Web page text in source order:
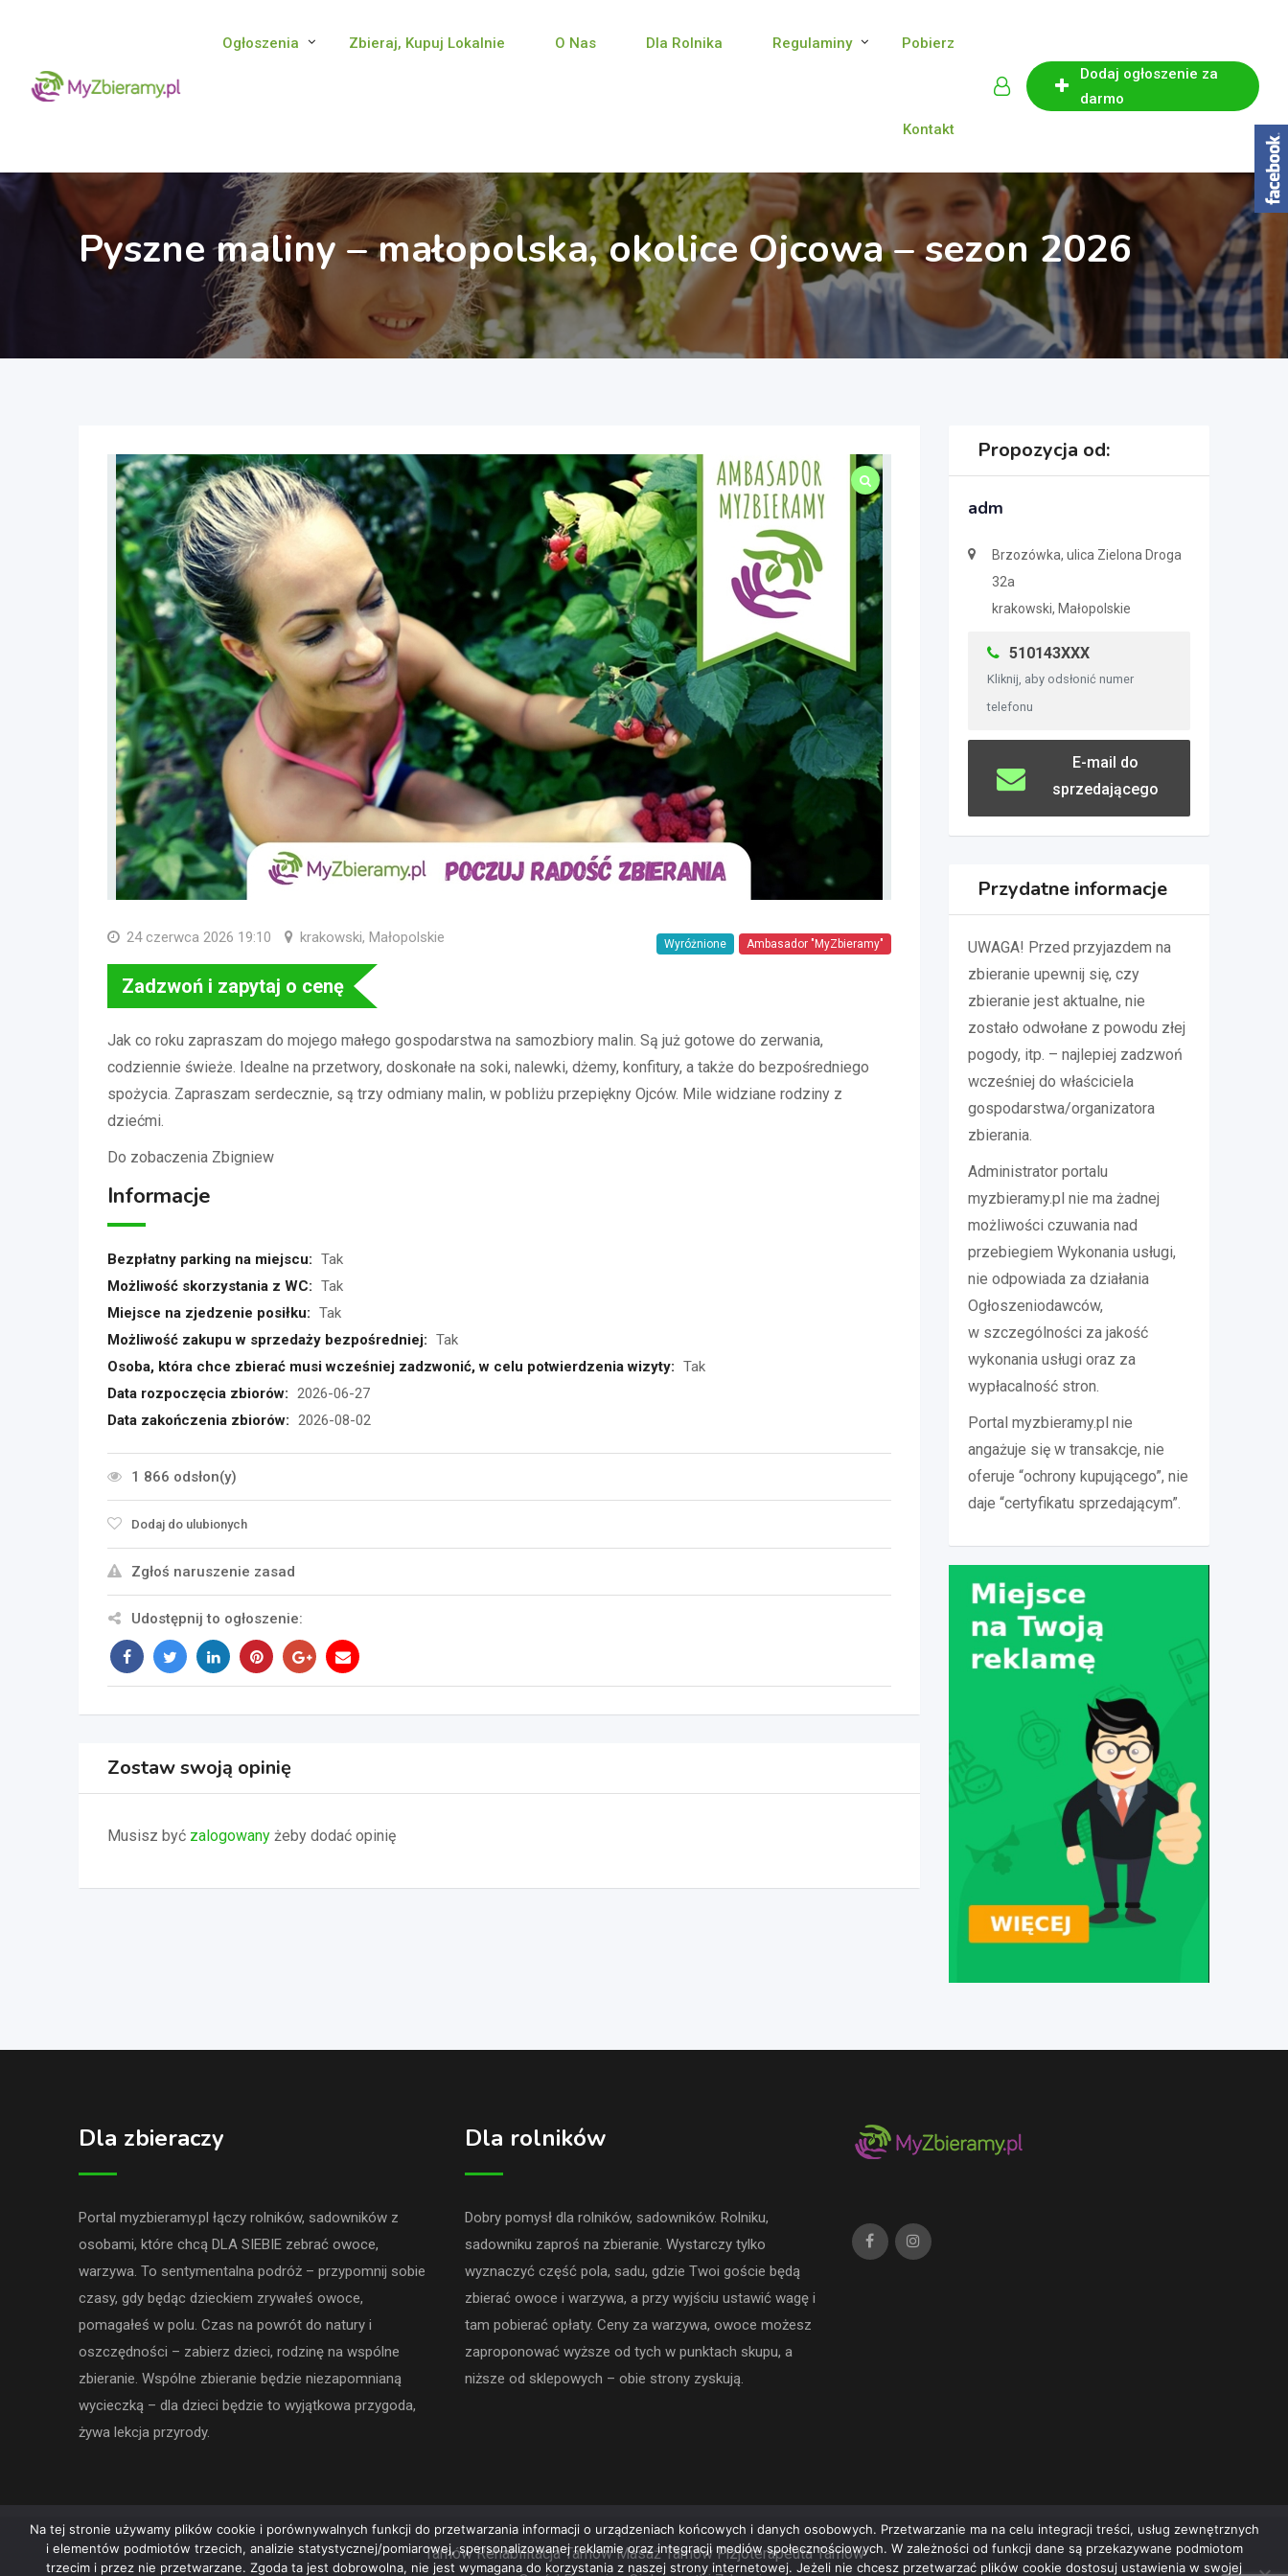
Ogłoszenia Zbieraj, Kupuj Lokalnie O Nas Dla Rolnika Regulaminy Pobierz
Kontakt
Dodaj ogłoszenie za
darmo
Pyszne maliny – małopolska, okolice Ojcowa – sezon 2026
24 czerwca 2026 19:10 krakowski, Małopolskie Wyróżnione Ambasador "MyZbieramy"
Zadzwoń i zapytaj o cenę
Jak co roku zapraszam do mojego małego gospodarstwa na samozbiory malin. Są już gotowe do zerwania,
codziennie świeże. Idealne na przetwory, doskonałe na soki, nalewki, dżemy, konfitury, a także do bezpośredniego
spożycia. Zapraszam serdecznie, są trzy odmiany malin, w pobliżu przepiękny Ojców. Mile widziane rodziny z
dziećmi.
Do zobaczenia Zbigniew
Informacje
Bezpłatny parking na miejscu: Tak
Możliwość skorzystania z WC: Tak
Miejsce na zjedzenie posiłku: Tak
Możliwość zakupu w sprzedaży bezpośredniej: Tak
Osoba, która chce zbierać musi wcześniej zadzwonić, w celu potwierdzenia wizyty: Tak
Data rozpoczęcia zbiorów: 2026-06-27
Data zakończenia zbiorów: 2026-08-02
1 866 odsłon(y)
Dodaj do ulubionych
Zgłoś naruszenie zasad
Udostępnij to ogłoszenie:
Zostaw swoją opinię
Musisz być zalogowany żeby dodać opinię
Propozycja od:
adm
Brzozówka, ulica Zielona Droga
32a
krakowski, Małopolskie
510143XXX
Kliknij, aby odsłonić numer
telefonu
E-mail do
sprzedającego
Przydatne informacje
UWAGA! Przed przyjazdem na
zbieranie upewnij się, czy
zbieranie jest aktualne, nie
zostało odwołane z powodu złej
pogody, itp. – najlepiej zadzwoń
wcześniej do właściciela
gospodarstwa/organizatora
zbierania.
Administrator portalu
myzbieramy.pl nie ma żadnej
możliwości czuwania nad
przebiegiem Wykonania usługi,
nie odpowiada za działania
Ogłoszeniodawców,
w szczególności za jakość
wykonania usługi oraz za
wypłacalność stron.
Portal myzbieramy.pl nie
angażuje się w transakcje, nie
oferuje “ochrony kupującego”, nie
daje “certyfikatu sprzedającym”.
Dla zbieraczy
Portal myzbieramy.pl łączy rolników, sadowników z
osobami, które chcą DLA SIEBIE zebrać owoce,
warzywa. To sentymentalna podróż – przypomnij sobie
czasy, gdy będąc dzieckiem zrywałeś owoce,
pomagałeś w polu. Czas na powrót do natury i
oszczędności – zabierz dzieci, rodzinę na wspólne
zbieranie. Wspólne zbieranie będzie niezapomnianą
wycieczką – dla dzieci będzie to wyjątkowa przygoda,
żywa lekcja przyrody.
Dla rolników
Dobry pomysł dla rolników, sadowników. Rolniku,
sadowniku zaproś na zbieranie. Wystarczy tylko
wyznaczyć część pola, sadu, gdzie Twoi goście będą
zbierać owoce i warzywa, a przy wyjściu ustawić wagę i
tam pobierać opłaty. Ceny za warzywa, owoce możesz
zaproponować wyższe od tych w punktach skupu, a
niższe od sklepowych – obie strony zyskują.
Tarnów Rehabilitacja Tarnów Masaż Tarnów Fizjoterapeuta Tarnów
Na tej stronie używamy plików cookie i porównywalnych funkcji do przetwarzania informacji o urządzeniach końcowych i danych osobowych. Przetwarzanie ma na celu integracji treści, usług zewnętrznych
i elementów podmiotów trzecich, analizie statystycznej/pomiarowej, spersonalizowanej reklamie oraz integracji mediów społecznościowych. W zależności od funkcji dane są przekazywane podmiotom
trzecim i przez nie przetwarzane. Zgoda ta jest dobrowolna, nie jest wymagana do korzystania z naszej strony internetowej. Jeżeli nie chcesz przetwarzać plików cookie dostosuj ustawienia w swojej